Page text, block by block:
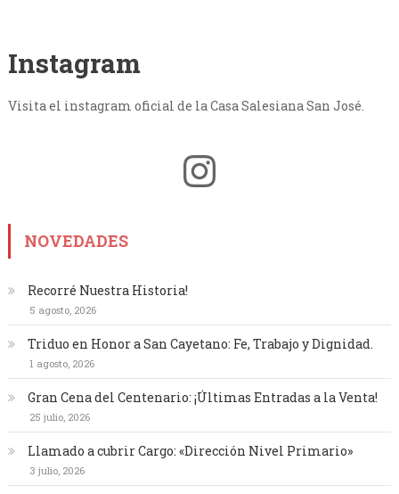
Instagram
Visita el instagram oficial de la Casa Salesiana San José.
Instagram
NOVEDADES
Recorré Nuestra Historia!
5 agosto, 2026
Triduo en Honor a San Cayetano: Fe, Trabajo y Dignidad.
1 agosto, 2026
Gran Cena del Centenario: ¡Últimas Entradas a la Venta!
25 julio, 2026
Llamado a cubrir Cargo: «Dirección Nivel Primario»
3 julio, 2026